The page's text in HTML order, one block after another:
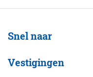
Snel naar
Vestigingen